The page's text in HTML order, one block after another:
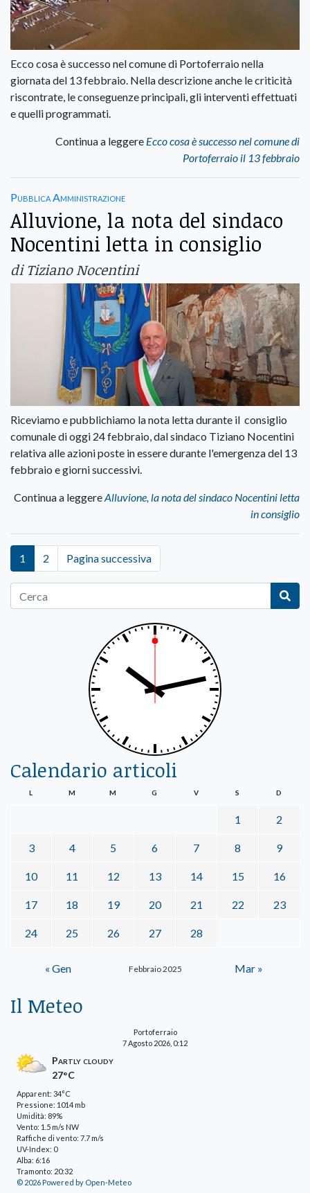
Ecco cosa è successo nel comune di Portoferraio nella
giornata del 13 febbraio. Nella descrizione anche le criticità
riscontrate, le conseguenze principali, gli interventi effettuati
e quelli programmati.
Continua a leggere Ecco cosa è successo nel comune di
Portoferraio il 13 febbraio
Pubblica Amministrazione
Alluvione, la nota del sindaco
Nocentini letta in consiglio
di Tiziano Nocentini
Riceviamo e pubblichiamo la nota letta durante il consiglio
comunale di oggi 24 febbraio, dal sindaco Tiziano Nocentini
relativa alle azioni poste in essere durante l'emergenza del 13
febbraio e giorni successivi.
Continua a leggereAlluvione, la nota del sindaco Nocentini letta
in consiglio
1 2 Pagina successiva
Calendario articoli
Febbraio 2025
L M M G V S D
1 2
3 4 5 6 7 8 9
10 11 12 13 14 15 16
17 18 19 20 21 22 23
24 25 26 27 28
« Gen Mar »
Il Meteo
Portoferraio
7 Agosto 2026, 0:12
Partly cloudy
27°C
Apparent: 34°C
Pressione: 1014 mb
Umidità: 89%
Vento: 1.5 m/s NW
Raffiche di vento: 7.7 m/s
UV-Index: 0
Alba: 6:16
Tramonto: 20:32
© 2026 Powered by Open-Meteo